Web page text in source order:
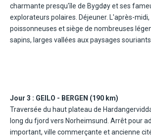
charmante presqu'île de Bygdøy et ses
explorateurs polaires. Déjeuner. L'après-
poissonneuses et siège de nombreuses
sapins, larges vallées aux paysages
Jour 3 : GEILO - BERGEN (190 km)
Traversée du haut plateau de
long du fjord vers Norheimsund. Arrêt pour
important, ville commerçante et ancienne